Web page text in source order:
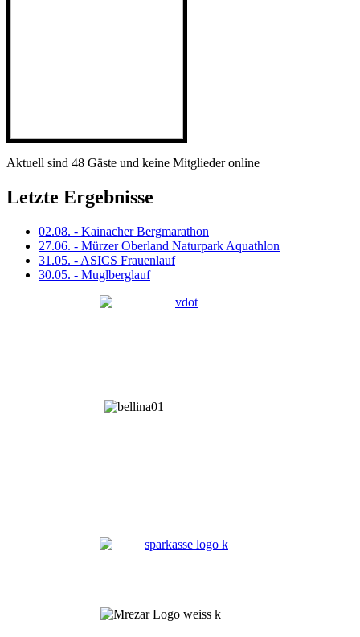
Aktuell sind 48 Gäste und keine Mitglieder online
Letzte Ergebnisse
02.08. - Kainacher Bergmarathon
27.06. - Mürzer Oberland Naturpark Aquathlon
31.05. - ASICS Frauenlauf
30.05. - Muglberglauf